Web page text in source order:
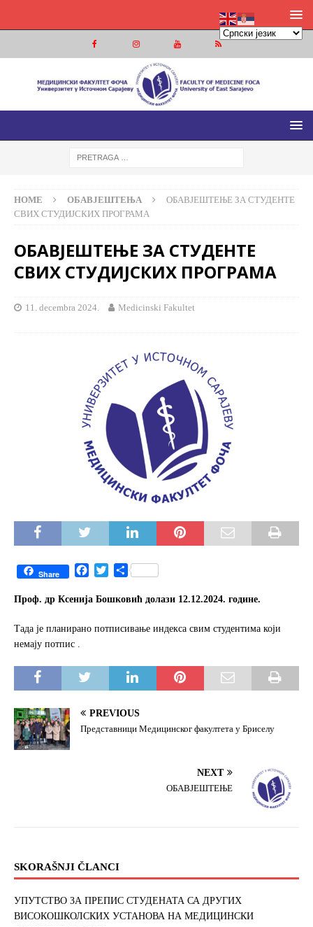
МЕДИЦИНСКИ ФАКУЛТЕТ ФОЧА
МЕДИЦИНСКИ ФАКУЛТЕТ УНИВЕРЗИТЕТА У ИСТОЧНОМ
HOME ОБАВЈЕШТЕЊА
ОБАВЈЕШТЕЊЕ ЗА СТУДЕНТЕ
СВИХ СТУДИЈСКИХ ПРОГРАМА
ОБАВЈЕШТЕЊЕ ЗА СТУДЕНТЕ
СВИХ СТУДИЈСКИХ ПРОГРАМА
11. decembra 2024. Medicinski Fakultet
Share
c
b
k
i
t
S
a
e
Проф. др Ксенија Бошковић долази 12.12.2024. године.
Tада је планирано потписивање индекса свим студентима који
немају потпис .
PREVIOUS
Представници Медицинског факултета у Бриселу
NEXT
ОБАВЈЕШТЕЊЕ
SKORAŠNJI ČLANCI
УПУТСТВО ЗА ПРЕПИС СТУДЕНАТА СА ДРУГИХ
ВИСОКОШКОЛСКИХ УСТАНОВА НА МЕДИЦИНСКИ